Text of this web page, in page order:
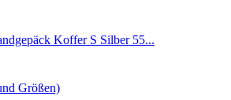
Koffer S Silber 55...
Größen)